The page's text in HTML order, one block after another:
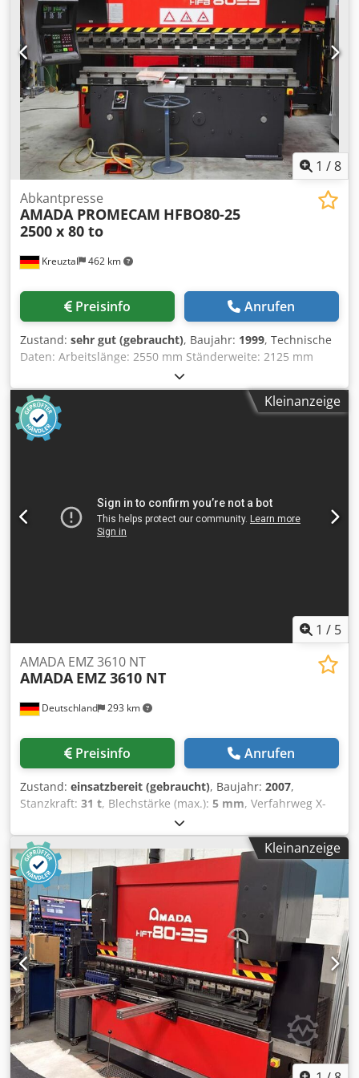
1 /8
Kreuztal 462 km
Abkantpresse
AMADA PROMECAM HFBO80-25
2500 x 80 to
Preisinfo Anrufen
Zustand: sehr gut (gebraucht), Baujahr: 1999, Technische
Daten: Arbeitslänge: 2550 mm Ständerweite: 2125 mm
Presskraft: 80 to CNC-Steuerung: AMADA OPERATOR II
graphic gesteuerte Achsen: Y1/Y2; X1/X2; R1/R2; Z1/Z2 mot.
verstellbarer Hinteranschlag Hub: 200 mm Dcjdpfxovrh
Rce Ahzek Ausladung: 420 mm Bombierung Arbeitshöhe:
960 mm Motorleistung: 7,5 kW CE-Kennzeichen
gutem Zustand Weitere Maschinen finden Sie auf unserer
Homepage. Der Verkäufer haftet nicht für Schreib oder
Datenübermittlungsfehler. Die Maschine ist in Optik,
Kleinanzeige
1 / 5
Deutschland 293 km
AMADA EMZ 3610 NT
AMADA EMZ 3610 NT
Preisinfo Anrufen
Zustand: einsatzbereit (gebraucht), Baujahr: 2007,
Stanzkraft: 31 t, Blechstärke (max.): 5 mm, Verfahrweg X-
, Verfahrweg Y-Achse:
Gesamtgewicht:21’000 kg, Tischbelastung:160 kg, Anzahl
der Achsen:
, CNC-Stanzmaschine, Baujahr 2007. Diese
AMADA EMZ 3610 NT verfügt über eine Presskraft von 300
kN und einen Verfahrweg von 2500 mm in der X-Achse
sowie 1525 mm in der Y-Achse. Sie bietet eine maximale
Materialdicke von 4,5 mm und eine Hubfrequenz von 1.000
Hüben pro Minute. Wenn Sie auf der Suche nach
hochwertigen Stanzleistungen sind, sollten Sie die von uns
zum Verkauf angebotene AMADA EMZ 3610 NT in Betracht
ziehen. Kontaktieren Sie uns für weitere Informationen. •
Presskraft: 300 kN • Verfahrweg X/Y: 2500 mm/1525 mm •
Verfahrweg X/Y mit Repositionierung: 5000 mm/1525 mm •
Max. Materialdicke: 4,5 mm • Max. Tischbelastung: 160 kg •
Verfahrgeschwindigkeit X/Y: 100 m/80 m/min Dodjztc Izjpfx
Ahzock • Achsgeschwindigkeit: 128 m/min •
Kleinanzeige